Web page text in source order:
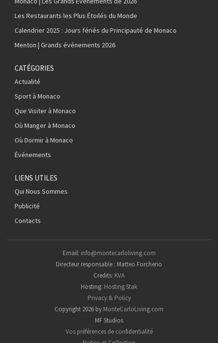
Les Restaurants les Plus Étoilés du Monde
Calendrier 2025 : Jours fériés du Principauté de Monaco
Menton | Grands événements 2026
CATÉGORIES
Actualité
Sport à Monaco
Que Visiter à Monaco
Où Manger à Monaco
Où Dormir à Monaco
Événements
LIENS UTILES
Qui Nous Sommes
Publicité
Contacts
Email: info@montecarloliving.com
Directeur responsable : Matteo Forcherio
Credits: KVA
Hosting: Hosting Stak
Privacy & Policy
Copyright 2026 by MonteCarloLiving.com
MF Studios
Vos préférences de confidentialité